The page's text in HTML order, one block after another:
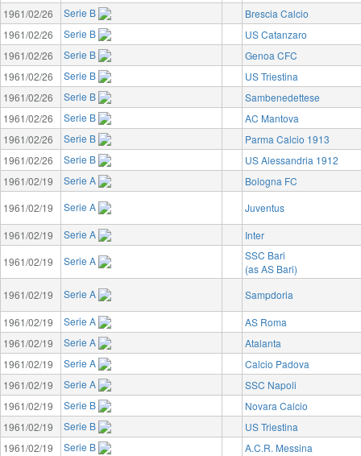
1961/02/26
Serie B
Brescia Calcio
1961/02/26
Serie B
US Catanzaro
1961/02/26
Serie B
Genoa CFC
1961/02/26
Serie B
US Triestina
1961/02/26
Serie B
Sambenedettese
1961/02/26
Serie B
AC Mantova
1961/02/26
Serie B
Parma Calcio 1913
1961/02/26
Serie B
US Alessandria 1912
1961/02/19
Serie A
Bologna FC
1961/02/19
Serie A
Juventus
1961/02/19
Serie A
Inter
1961/02/19
Serie A
SSC Bari
(as AS Bari)
1961/02/19
Serie A
Sampdoria
1961/02/19
Serie A
AS Roma
1961/02/19
Serie A
Atalanta
1961/02/19
Serie A
Calcio Padova
1961/02/19
Serie A
SSC Napoli
1961/02/19
Serie B
Novara Calcio
1961/02/19
Serie B
US Triestina
1961/02/19
Serie B
A.C.R. Messina